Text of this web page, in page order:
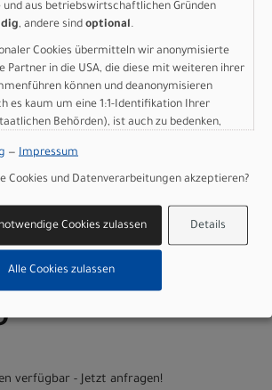
verfügbar - Jetzt anfragen!
DUNEWHT/METOBSD
ROUBAIX
DUNEWHT/M
verfügbar - Jetzt anfragen!
und aus betriebswirtschaftlichen Gründen
, andere sind optional.
Cookies übermitteln wir anonymisierte
Partner in die USA, die diese mit weiteren ihrer
können und deanonymisieren
es kaum um eine 1:1-Identifikation Ihrer
Behörden), ist auch zu bedenken,
Europäischen Union.
— Impressum
Cookies und Datenverarbeitungen akzeptieren?
Details
Cookies zulassen
Alle Cookies zulassen